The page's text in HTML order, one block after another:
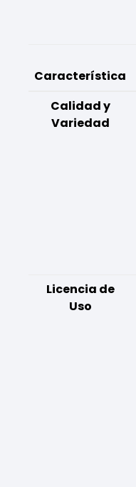
Característica
Calidad y
Variedad
Licencia de
Uso